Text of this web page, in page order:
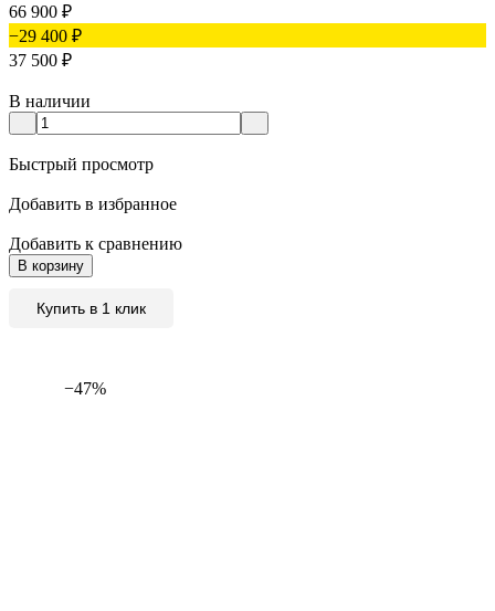
66 900 ₽
−29 400 ₽
37 500 ₽
В наличии
Быстрый просмотр
Добавить в избранное
Добавить к сравнению
В корзину
Купить в 1 клик
−47%